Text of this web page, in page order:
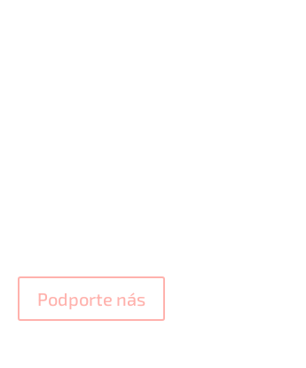
Podporte nás